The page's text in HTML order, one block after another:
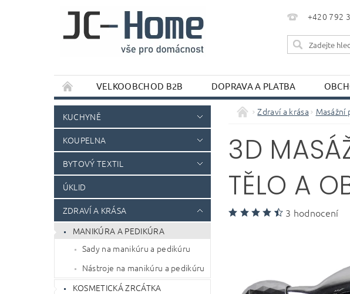
+420 792
VELKOOBCHOD B2B DOPRAVA A PLATBA
KUCHYNĚ
KOUPELNA
BYTOVÝ TEXTIL
ÚKLID
ZDRAVÍ A KRÁSA
MANIKÚRA A PEDIKÚRA
Sady na manikúru a pedikúru
Nástroje na manikúru a pedikúru
KOSMETICKÁ ZRCÁTKA
Zdraví a krása Masážní
3D
TĚLO A
3 hodnocení